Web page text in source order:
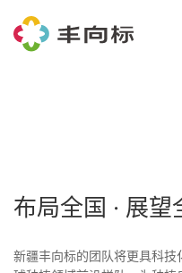
布局全国 · 展望
新疆丰向标的团队将更具科